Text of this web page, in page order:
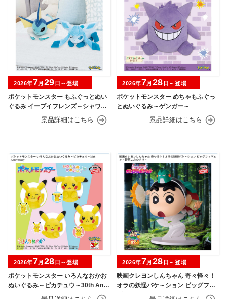
ポケットモンスター もふぐっとぬい
ぐるみ イーブイフレンズ～シャワー
ズ・グレイシア～おひるねver.
2026年7月 29 日～登場
ポケットモンスター めちゃもふぐっ
とぬいぐるみ～ゲンガー～
2026年7月 28 日～登場
ポケットモンスター いろんなおかお
ぬいぐるみ～ピカチュウ～30th Anni
2026年7月 28 日～登場
映画クレヨンしんちゃん 奇々怪々！
オラの妖怪バケ～ション ビッグフィ
ギュア～野原しんのすけ～
2026年7月 28 日～登場